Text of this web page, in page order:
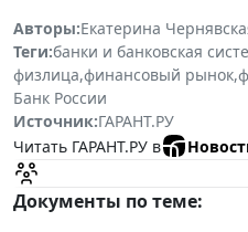
Авторы:Екатерина
Теги:банки и банковская
физлица,финансовый рынок,
Банк России
Источник:ГАРАНТ.РУ
Читать ГАРАНТ.РУ в
Документы по теме: